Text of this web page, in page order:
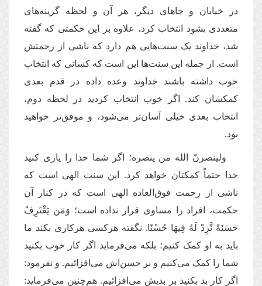
در خیابان و جاهای دیگر، هر آن و لحظه گزینه‌های
متعددی بشود انتخاب کرد، علاوه بر این حکمتی که گفته
شد، خداوند یک سنت‌‌هایی هم دارد که ناشی از رحمتش
است. از جمله این سنت‌ها این است که کسانی که انتخاب
خوب داشته باشند خداوند وعده داده در قدم بعدی
کمکشان کند. اگر خوب انتخاب کردید در لحظه دوم،
انتخاب بعدی خیلی آسان‌تر می‌شود، و موفق‌تر خواهید
بود.
ولینصرنّ الله من ینصره؛ اگر شما خدا را یاری کنید
خدا حتماً کمکتان خواهد کرد. این سنت الهی است که
ناشی از رحمت فوق‌العاده الهی است که در کنار آن
حکمت، افراد را مساوی قرار نداده است؛ وَمَن یَقْتَرِفْ
حَسَنَةً نَّزِدْ لَهُ فِیهَا حُسْنًا. نگفته هرکسی هرکاری بکند ما
باید به او کمک کنیم؛ بلکه می‌فرماید اگر کار خوب بکنید
شما را کمک می‌کنیم و بر حسن‌اش می‌افزائیم. و نفرمود:
اگر کار بد بکنید بر بدیش می‌افزائیم. هم‌چنین می‌فرماید: